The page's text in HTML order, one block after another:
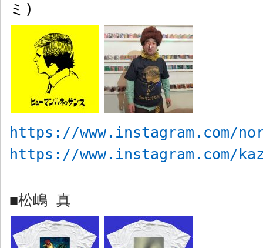
ミ )
https://www.instagram.com/
https://www.instagram.com/
■松嶋 真